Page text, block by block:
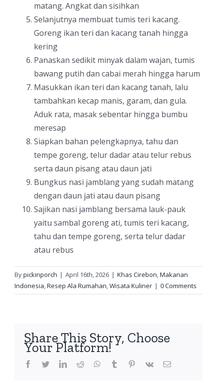
matang. Angkat dan sisihkan
Selanjutnya membuat tumis teri kacang.
Goreng ikan teri dan kacang tanah hingga
kering
Panaskan sedikit minyak dalam wajan, tumis
bawang putih dan cabai merah hingga harum
Masukkan ikan teri dan kacang tanah, lalu
tambahkan kecap manis, garam, dan gula.
Aduk rata, masak sebentar hingga bumbu
meresap
Siapkan bahan pelengkapnya, tahu dan
tempe goreng, telur dadar atau telur rebus
serta daun pisang atau daun jati
Bungkus nasi jamblang yang sudah matang
dengan daun jati atau daun pisang
Sajikan nasi jamblang bersama lauk-pauk
yaitu sambal goreng ati, tumis teri kacang,
tahu dan tempe goreng, serta telur dadar
atau rebus
Bypickinporch | April 16th, 2026 | Khas Cirebon,Makanan
Indonesia,Resep Ala Rumahan,Wisata Kuliner | 0 Comments
Share This Story, Choose
Your Platform!
facebook
twitterlinkedinreddit whatsapptumblr pinterest
vk Email